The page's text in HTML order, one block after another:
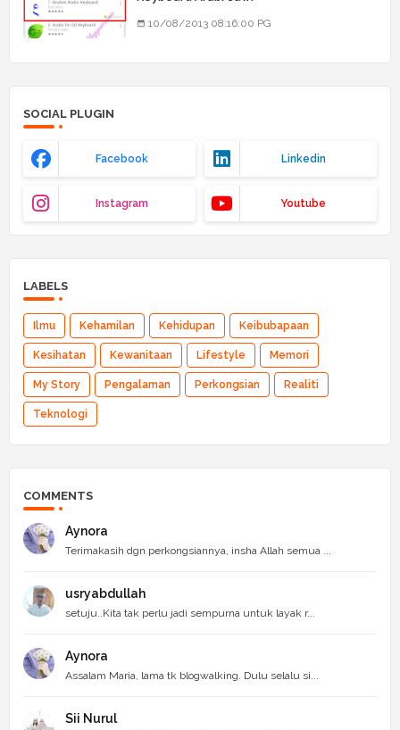
10/08/2013 08:16:00 PG
SOCIAL PLUGIN
Facebook Linkedin
Instagram Youtube
LABELS
Ilmu Kehamilan Kehidupan Keibubapaan
Kesihatan Kewanitaan Lifestyle Memori
My Story Pengalaman Perkongsian Realiti
Teknologi
COMMENTS
Aynora
Terimakasih dgn perkongsiannya, insha Allah semua ...
usryabdullah
setuju..Kita tak perlu jadi sempurna untuk layak r...
Aynora
Assalam Maria, lama tk blogwalking. Dulu selalu si...
Sii Nurul